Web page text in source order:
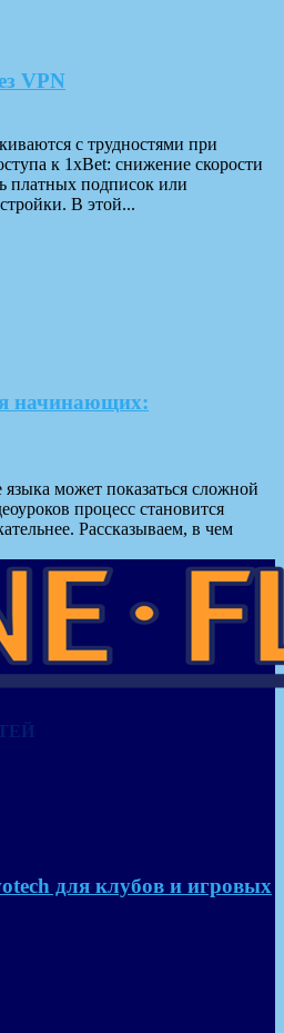
VPN
с трудностями при
к 1xBet: снижение скорости
платных подписок или
В этой...
начинающих:
может показаться сложной
процесс становится
Рассказываем, в чем
для клубов и игровых